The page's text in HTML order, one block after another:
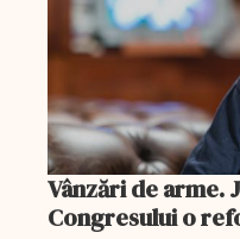
Vânzări de arme.